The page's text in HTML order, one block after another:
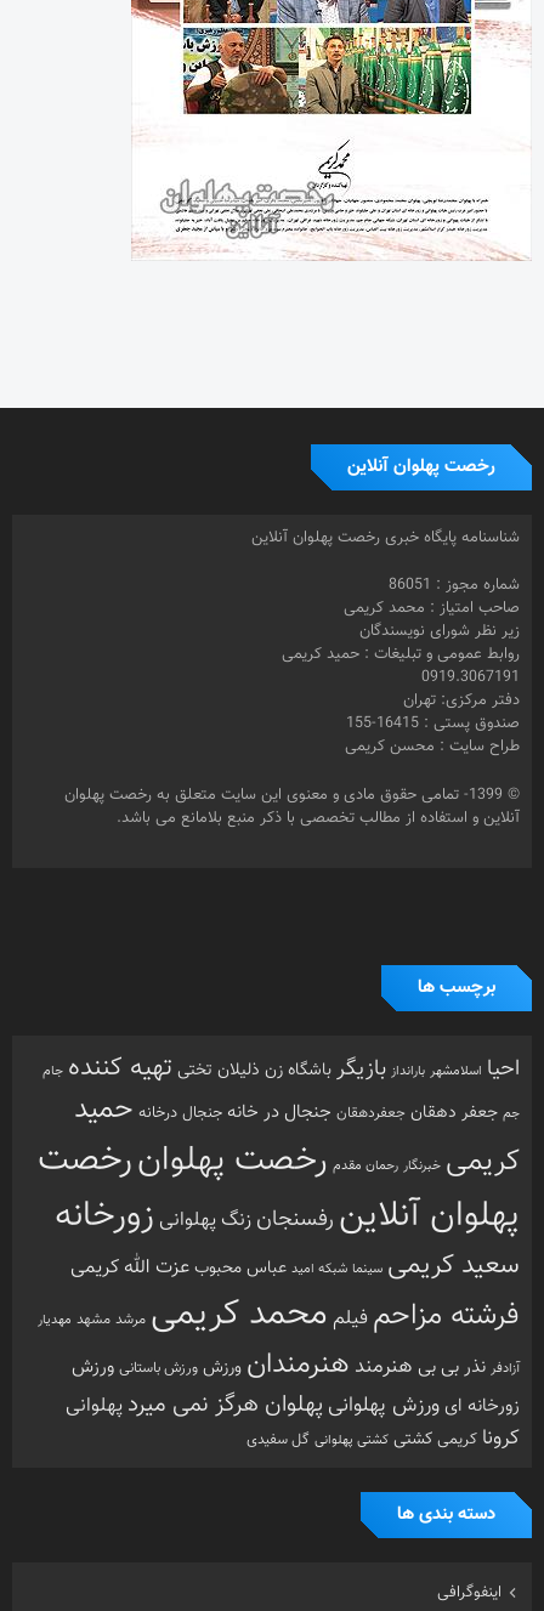
رخصت پهلوان آنلاین
شناسنامه پایگاه خبری رخصت پهلوان آنلاین
شماره مجوز : 86051
صاحب امتیاز : محمد کریمی
زیر نظر شورای نویسندگان
روابط عمومی و تبلیغات : حمید کریمی
0919.3067191
دفتر مرکزی: تهران
صندوق پستی : 16415-155
طراح سایت : محسن کریمی
© 1399- تمامی حقوق مادی و معنوی این سایت متعلق به رخصت پهلوان
آنلاین و استفاده از مطالب تخصصی با ذکر منبع بلامانع می باشد.
برچسب ها
احیا اسلامشهر بارانداز بازیگرباشگاه زن ذلیلان تختی تهیه کننده جام
جم جعفر دهقان جعفردهقان جنجال در خانه جنجال درخانه حمید
کریمی خبرنگار رحمان مقدم رخصت پهلوانرخصت
پهلوان آنلاین رفسنجان زنگ پهلوانی زورخانه
سعید کریمی سینما شبکه امید عباس محبوبعزت الله کریمی
فرشته مزاحمفیلم محمد کریمی مرشد مشهد مهدیار
آزادفر نذر بی بی هنرمند هنرمندان ورزش ورزش باستانی ورزش
زورخانه ای ورزش پهلوانی پهلوان هرگز نمی میرد پهلوانی
کرونا کریمی کشتی کشتی پهلوانی گل سفیدی
دسته بندی ها
اینفوگرافی